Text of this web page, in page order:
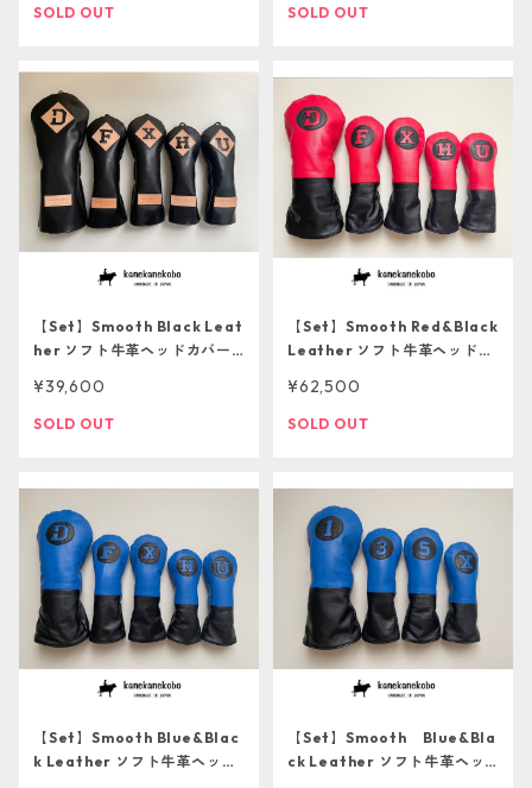
SOLD OUT SOLD OUT
【Set】Smooth Black Leat
her ソフト牛革ヘッドカバー5
販不可】
¥39,600
SOLD OUT
【Set】Smooth Red&Black
Leather ソフト牛革ヘッドカ
き再販不可】
¥62,500
SOLD OUT
【Set】Smooth Blue&Blac
k Leather ソフト牛革ヘッド
【Set】Smooth Blue&Bla
ck Leather ソフト牛革ヘッ